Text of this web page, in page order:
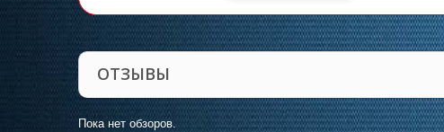
ОТЗЫВЫ
Пока нет обзоров.